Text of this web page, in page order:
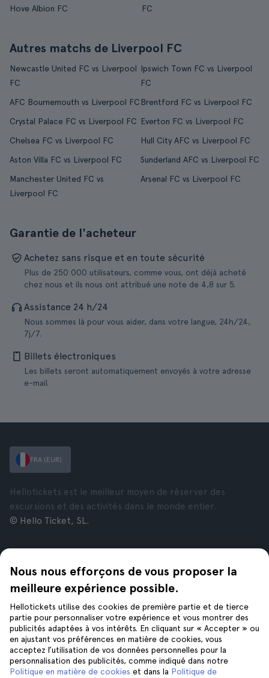
Hove Albion FC
FC
Autres matchs de Liverpool FC
Newcastle United FC vs Liverpool
FC
Ipswich Town FC vs Liverpool
FC
AFC Bournemouth vs Liverpool FC Brentford FC vs Liverpool FC
Crystal Palace FC vs Liverpool FC Everton FC vs Liverpool FC
Chelsea FC vs Liverpool FC
Hull City AFC vs Liverpool FC
Aston Villa FC vs Liverpool FC
Sunderland AFC vs Liverpool FC
Manchester United FC vs
Liverpool FC
Arsenal FC vs Liverpool FC
Garantie de l'acheteur
Achetez sans risque et en toute sécurité
Plus de 250 000 utilisateurs, comme vous, ont déjà acheté
chez nous et ils nous ont attribué une note de 4,8 sur 5.
Assistance 24 h/24
Nous sommes là pour vous aider, dans votre langue, 24h/24,
7j/7.
Billets électroniques
Les billets seront automatiquement envoyés à votre adresse
e-mail.
Nous nous efforçons de vous proposer la
meilleure expérience possible.
Hellotickets utilise des cookies de première partie et de tierce
partie pour personnaliser votre expérience et vous montrer des
publicités adaptées à vos intérêts. En cliquant sur « Accepter » ou
en ajustant vos préférences en matière de cookies, vous
acceptez l’utilisation de vos données personnelles pour la
personnalisation des publicités, comme indiqué dans notre
Politique en matière de cookies et dans la Politique de
FRA (EUR)
Hellotickets est le meilleur moyen de réserver des
excursions et des activités dans le monde entier.
© Hello Ticket, SL.
À propos de nous
Offres d’emploi
Avis
Confidentialité
Conditions générales
Mentions Légales
Cookies
New York
Rome
Londres
Grenade
Cracovie
Tenerife